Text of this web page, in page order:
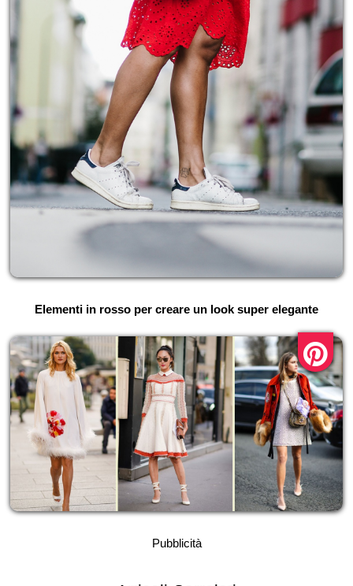
Elementi in rosso per creare un look super elegante
Pubblicità